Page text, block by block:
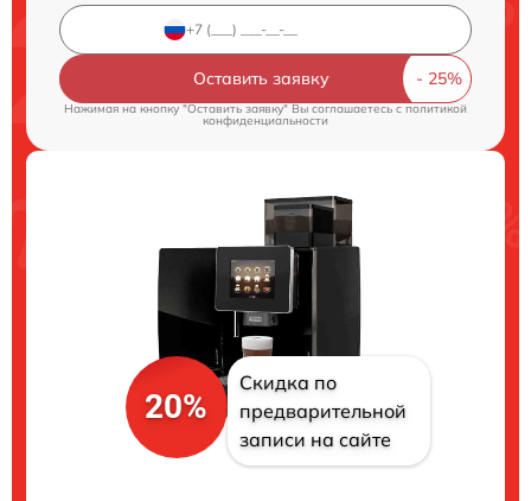
Оставить заявку
Нажимая на кнопку "Оставить заявку" Вы соглашаетесь cполитикой
конфиденциальности
20%
Скидка по
предварительной
записи на сайте